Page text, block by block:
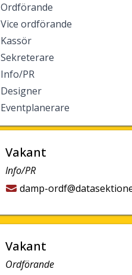
Ordförande
Vice ordförande
Kassör
Sekreterare
Info/PR
Designer
Eventplanerare
Vakant
Info/PR
damp-
Vakant
Ordförande